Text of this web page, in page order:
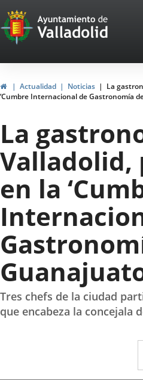
Portal
Web
del
Ayuntamiento
de
Valladolid
InicioActualidad Noticias
La
‘Cumbre Internacional de Gastronomía
La
Valladolid,
en la
Tres chefs de la ciudad
que encabeza la concejala